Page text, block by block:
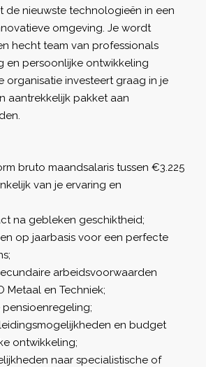
de nieuwste technologieën in een
omgeving. Je wordt
hecht team van professionals
en persoonlijke ontwikkeling
organisatie investeert graag in je
aantrekkelijk pakket aan
bruto maandsalaris tussen €3.225
van je ervaring en
na gebleken geschiktheid;
op jaarbasis voor een perfecte
arbeidsvoorwaarden
Metaal en Techniek;
en budget
ontwikkeling;
naar specialistische of